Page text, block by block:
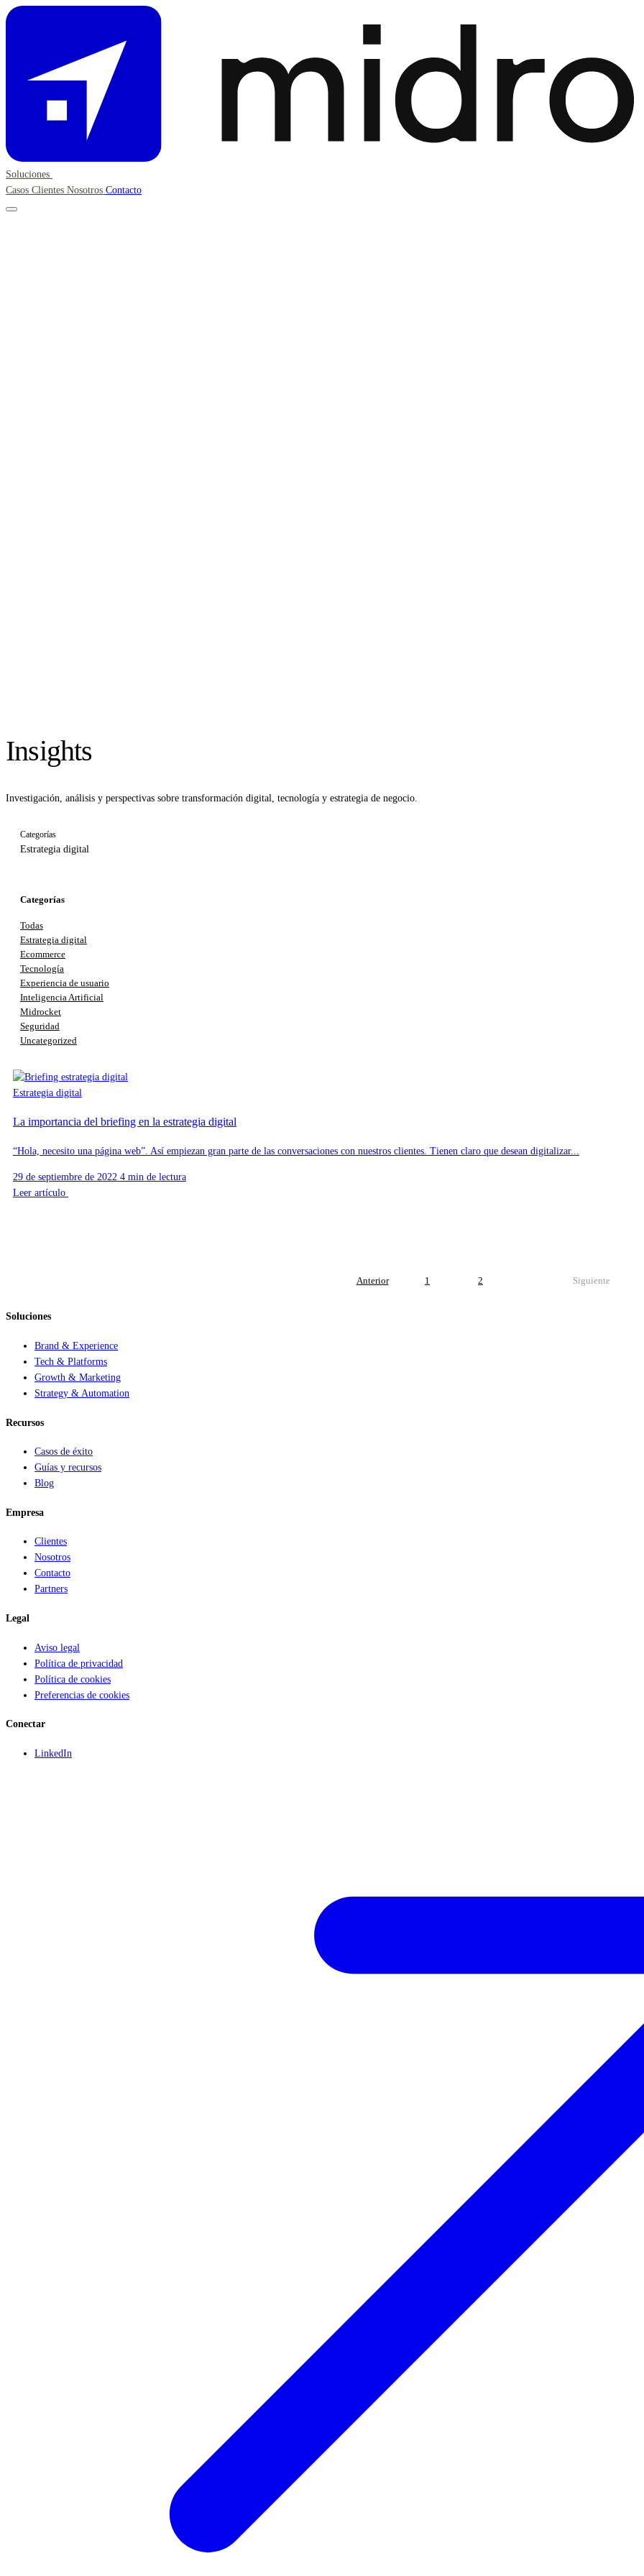
Soluciones
Casos Clientes Nosotros Contacto
Insights
Investigación, análisis y perspectivas sobre transformación digital, tecnología y estrategia de negocio.
Categorías
Estrategia digital
Categorías
Todas
Estrategia digital
Ecommerce
Tecnología
Experiencia de usuario
Inteligencia Artificial
Midrocket
Seguridad
Uncategorized
Estrategia digital
La importancia del briefing en la estrategia digital
“Hola, necesito una página web”. Así empiezan gran parte de las conversaciones con nuestros clientes. Tienen claro que desean digitalizar...
29 de septiembre de 2022 4 min de lectura
Leer artículo
Anterior 1 2 Siguiente
Soluciones
Brand & Experience
Tech & Platforms
Growth & Marketing
Strategy & Automation
Recursos
Casos de éxito
Guías y recursos
Blog
Empresa
Clientes
Nosotros
Contacto
Partners
Legal
Aviso legal
Política de privacidad
Política de cookies
Preferencias de cookies
Conectar
LinkedIn